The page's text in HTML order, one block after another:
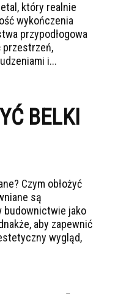
który realnie
wykończenia
przypodłogowa
przestrzeń,
i...
BELKI
Czym obłożyć
są
budownictwie jako
aby zapewnić
wygląd,